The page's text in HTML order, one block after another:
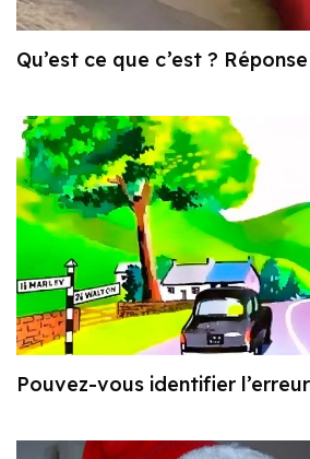
Qu’est ce que c’est ? Réponse
Pouvez-vous identifier